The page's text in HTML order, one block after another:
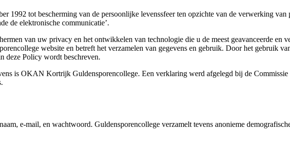
1992 tot bescherming van de persoonlijke levenssfeer ten opzichte van de verwerking van
de elektronische communicatie’.
van uw privacy en het ontwikkelen van technologie die u de meest geavanceerde en
website en betreft het verzamelen van gegevens en gebruik. Door het gebruik
deze Policy wordt beschreven.
is OKAN Kortrijk Guldensporencollege. Een verklaring werd afgelegd bij de
e-mail, en wachtwoord. Guldensporencollege verzamelt tevens anonieme